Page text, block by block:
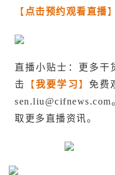
【 点击预约观看直播】
直播小贴士：更多干
击
【我要学习 】 免费
sen.liu@cifnews.com
取更多直播资讯。